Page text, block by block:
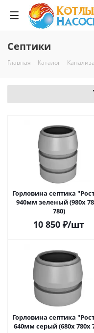
Септики
Главная - Каталог -
Горловина септика
940мм зеленый (980х
780)
10 850 ₽/шт
Горловина септика
640мм серый (680х 780х